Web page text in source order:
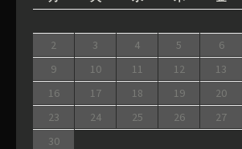
2
3 4 5 6
9
10 11 12 13
16
17 18 19 20
23
24 25 26 27
30